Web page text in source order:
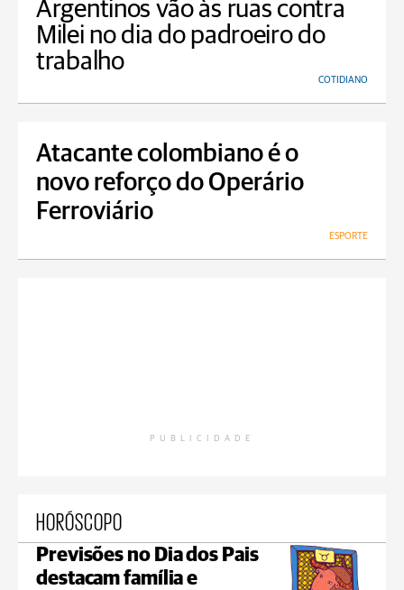
Argentinos vão às ruas contra
Milei no dia do padroeiro do
trabalho
COTIDIANO
Atacante colombiano é o
novo reforço do Operário
Ferroviário
ESPORTE
PUBLICIDADE
HORÓSCOPO
Previsões no Dia dos Pais
destacam família e